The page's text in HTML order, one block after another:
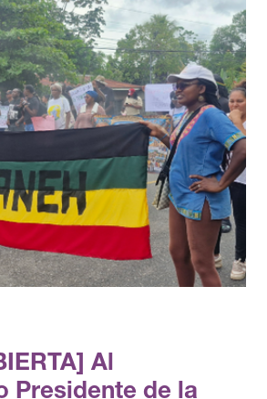
Al
Presidente de la